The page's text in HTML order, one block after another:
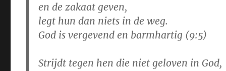
en de zakaat geven,
legt hun dan niets in de weg.
God is vergevend en barmhartig (9:5)
Strijdt tegen hen die niet geloven in God,